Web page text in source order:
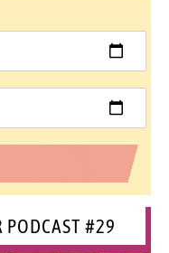
PODCAST #29